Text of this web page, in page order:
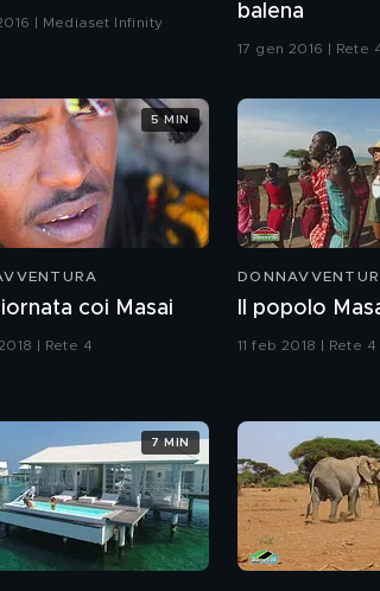
| Mediaset Infinity
balena
17 gen 2016 | Rete
coi Masai
| Rete 4
5 MIN
Il popolo
11 feb 2018 | Rete 4
7 MIN